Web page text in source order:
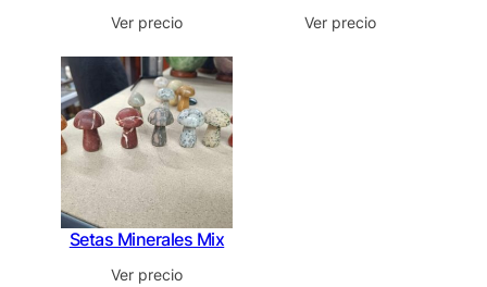
Ver precio Ver precio
Setas Minerales Mix
Ver precio